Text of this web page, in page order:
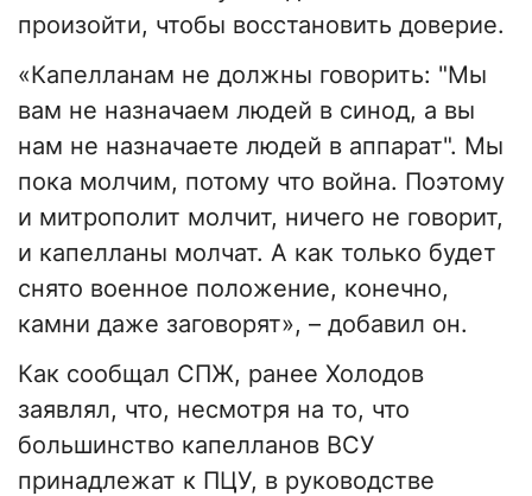
произойти, чтобы восстановить доверие.
«Капелланам не должны говорить: "Мы
вам не назначаем людей в синод, а вы
нам не назначаете людей в аппарат". Мы
пока молчим, потому что война. Поэтому
и митрополит молчит, ничего не говорит,
и капелланы молчат. А как только будет
снято военное положение, конечно,
камни даже заговорят», – добавил он.
Как сообщал СПЖ, ранее Холодов
заявлял, что, несмотря на то, что
большинство капелланов ВСУ
принадлежат к ПЦУ, в руководстве